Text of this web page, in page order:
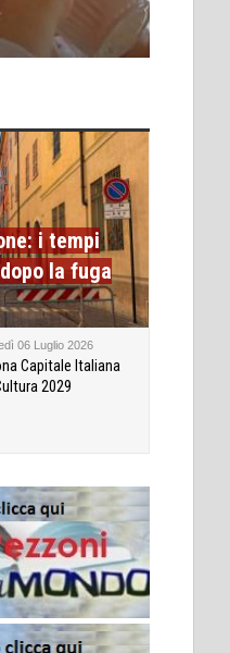
i tempi
la fuga
06 Luglio 2026
Capitale Italiana
2029